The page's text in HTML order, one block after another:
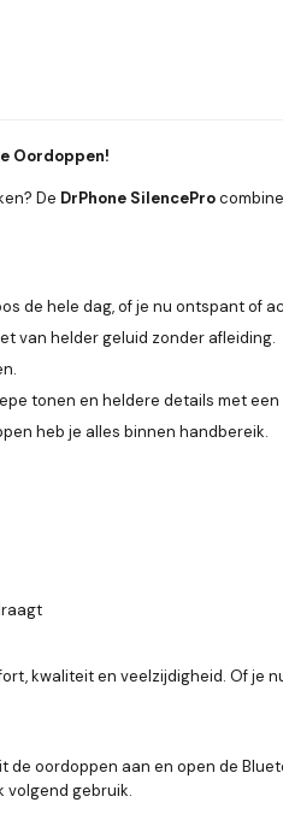
Oordoppen!
De DrPhone SilencePro
de hele dag, of je nu ontspant of
van helder geluid zonder afleiding.
tonen en heldere details met
heb je alles binnen handbereik.
kwaliteit en veelzijdigheid. Of
oordoppen aan en open de
volgend gebruik.